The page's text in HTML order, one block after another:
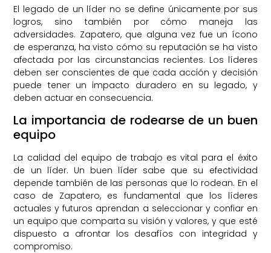
El legado de un líder no se define únicamente por sus
logros, sino también por cómo maneja las
adversidades. Zapatero, que alguna vez fue un ícono
de esperanza, ha visto cómo su reputación se ha visto
afectada por las circunstancias recientes. Los líderes
deben ser conscientes de que cada acción y decisión
puede tener un impacto duradero en su legado, y
deben actuar en consecuencia.
La importancia de rodearse de un buen
equipo
La calidad del equipo de trabajo es vital para el éxito
de un líder. Un buen líder sabe que su efectividad
depende también de las personas que lo rodean. En el
caso de Zapatero, es fundamental que los líderes
actuales y futuros aprendan a seleccionar y confiar en
un equipo que comparta su visión y valores, y que esté
dispuesto a afrontar los desafíos con integridad y
compromiso.